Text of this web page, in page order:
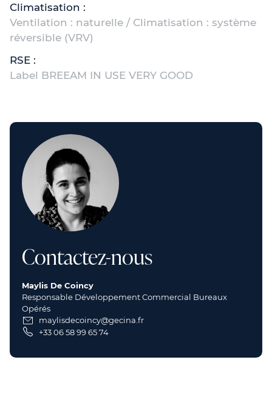
Climatisation :
Ventilation : naturelle / Climatisation : système
réversible (VRV)
RSE :
Label BREEAM IN USE VERY GOOD
Contactez-nous
Maylis De Coincy
Responsable Développement Commercial Bureaux
Opérés
maylisdecoincy@gecina.fr
+33 06 58 99 65 74